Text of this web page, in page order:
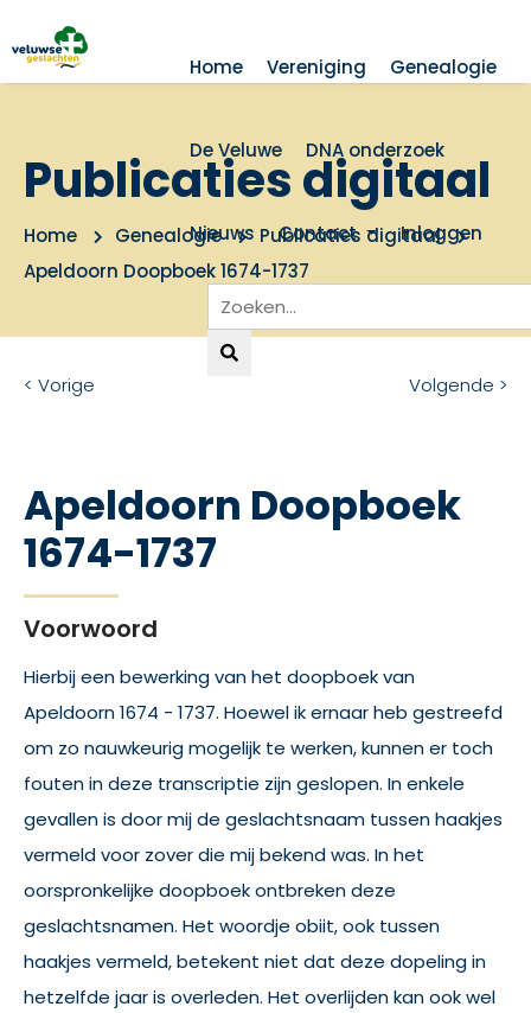
Home Vereniging Genealogie
De Veluwe DNA onderzoek
Nieuws Contact Inloggen
Publicaties digitaal
Home Genealogie
Publicaties digitaal
Apeldoorn Doopboek 1674-1737
< Vorige Volgende >
Apeldoorn Doopboek
1674-1737
Voorwoord
Hierbij een bewerking van het doopboek van
Apeldoorn 1674 - 1737. Hoewel ik ernaar heb gestreefd
om zo nauwkeurig mogelijk te werken, kunnen er toch
fouten in deze transcriptie zijn geslopen. In enkele
gevallen is door mij de geslachtsnaam tussen haakjes
vermeld voor zover die mij bekend was. In het
oorspronkelijke doopboek ontbreken deze
geslachtsnamen. Het woordje obiit, ook tussen
haakjes vermeld, betekent niet dat deze dopeling in
hetzelfde jaar is overleden. Het overlijden kan ook wel